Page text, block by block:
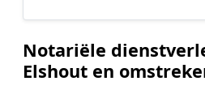
Notariële
Elshout en